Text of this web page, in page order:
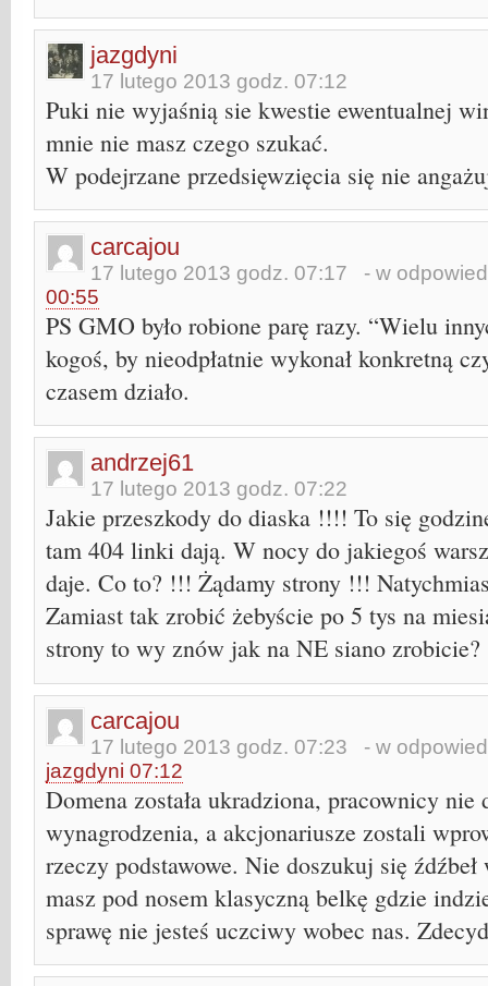
jazgdyni
17 lutego 2013 godz. 07:12
Puki nie wyjaśnią sie kwestie ewentualnej
mnie nie masz czego szukać.
W podejrzane przedsięwzięcia się nie
carcajou
17 lutego 2013 godz. 07:17 - w
00:55
PS GMO było robione parę razy. “Wielu
kogoś, by nieodpłatnie wykonał konkretną
czasem działo.
andrzej61
17 lutego 2013 godz. 07:22
Jakie przeszkody do diaska !!!! To się
tam 404 linki dają. W nocy do jakiegoś
daje. Co to? !!! Żądamy strony !!!
Zamiast tak zrobić żebyście po 5 tys na
strony to wy znów jak na NE siano
carcajou
17 lutego 2013 godz. 07:23 - w
jazgdyni 07:12
Domena została ukradziona, pracownicy nie
wynagrodzenia, a akcjonariusze zostali
rzeczy podstawowe. Nie doszukuj się
masz pod nosem klasyczną belkę gdzie
sprawę nie jesteś uczciwy wobec nas.